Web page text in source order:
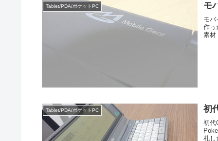
Tablet/PDA/ポケットPC
モバ
作っ
素材
Tablet/PDA/ポケットPC 初
初
札し